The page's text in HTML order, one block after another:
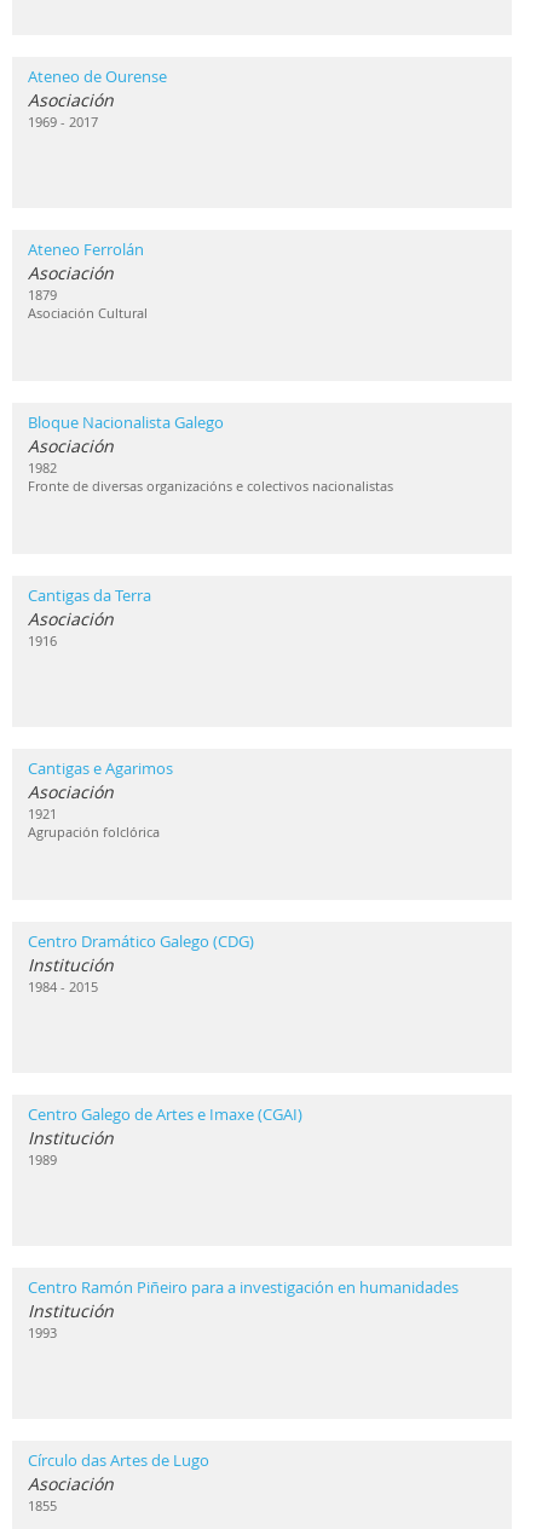
Ateneo de Ourense
Asociación
1969 - 2017
Ateneo Ferrolán
Asociación
1879
Asociación Cultural
Bloque Nacionalista Galego
Asociación
1982
Fronte de diversas organizacións e colectivos nacionalistas
Cantigas da Terra
Asociación
1916
Cantigas e Agarimos
Asociación
1921
Agrupación folclórica
Centro Dramático Galego (CDG)
Institución
1984 - 2015
Centro Galego de Artes e Imaxe (CGAI)
Institución
1989
Centro Ramón Piñeiro para a investigación en humanidades
Institución
1993
Círculo das Artes de Lugo
Asociación
1855